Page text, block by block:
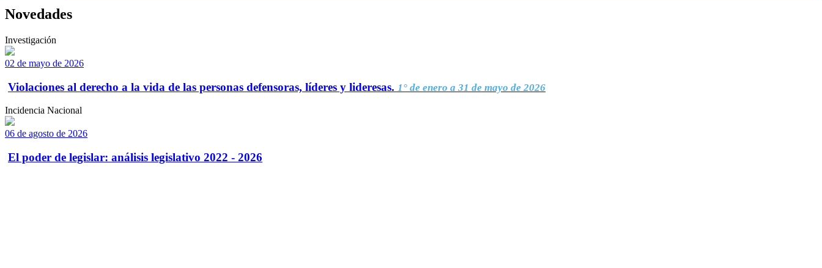
Novedades
Investigación
02 de mayo de 2026
Violaciones al derecho a la vida de las personas defensoras, líderes y lideresas. 1° de enero a 31 de mayo de 2026
Incidencia Nacional
06 de agosto de 2026
El poder de legislar: análisis legislativo 2022 - 2026